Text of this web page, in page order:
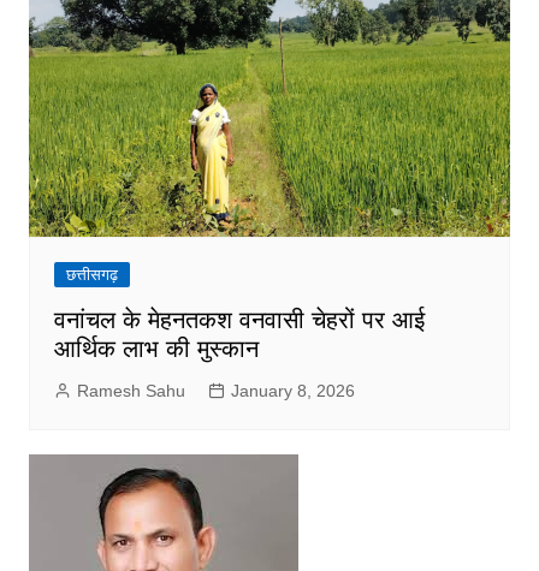
छत्तीसगढ़
वनांचल के मेहनतकश वनवासी चेहरों पर आई
आर्थिक लाभ की मुस्कान
Ramesh Sahu January 8, 2026